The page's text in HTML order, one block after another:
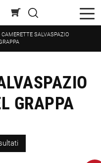
CAMERETTE SALVASPAZIO
GRAPPA